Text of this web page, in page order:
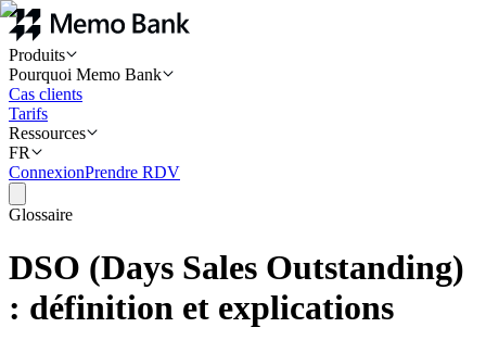
Produits
Pourquoi Memo Bank
Cas clients
Tarifs
Ressources
FR
ConnexionPrendre RDV
Glossaire
DSO (Days Sales Outstanding)
: définition et explications